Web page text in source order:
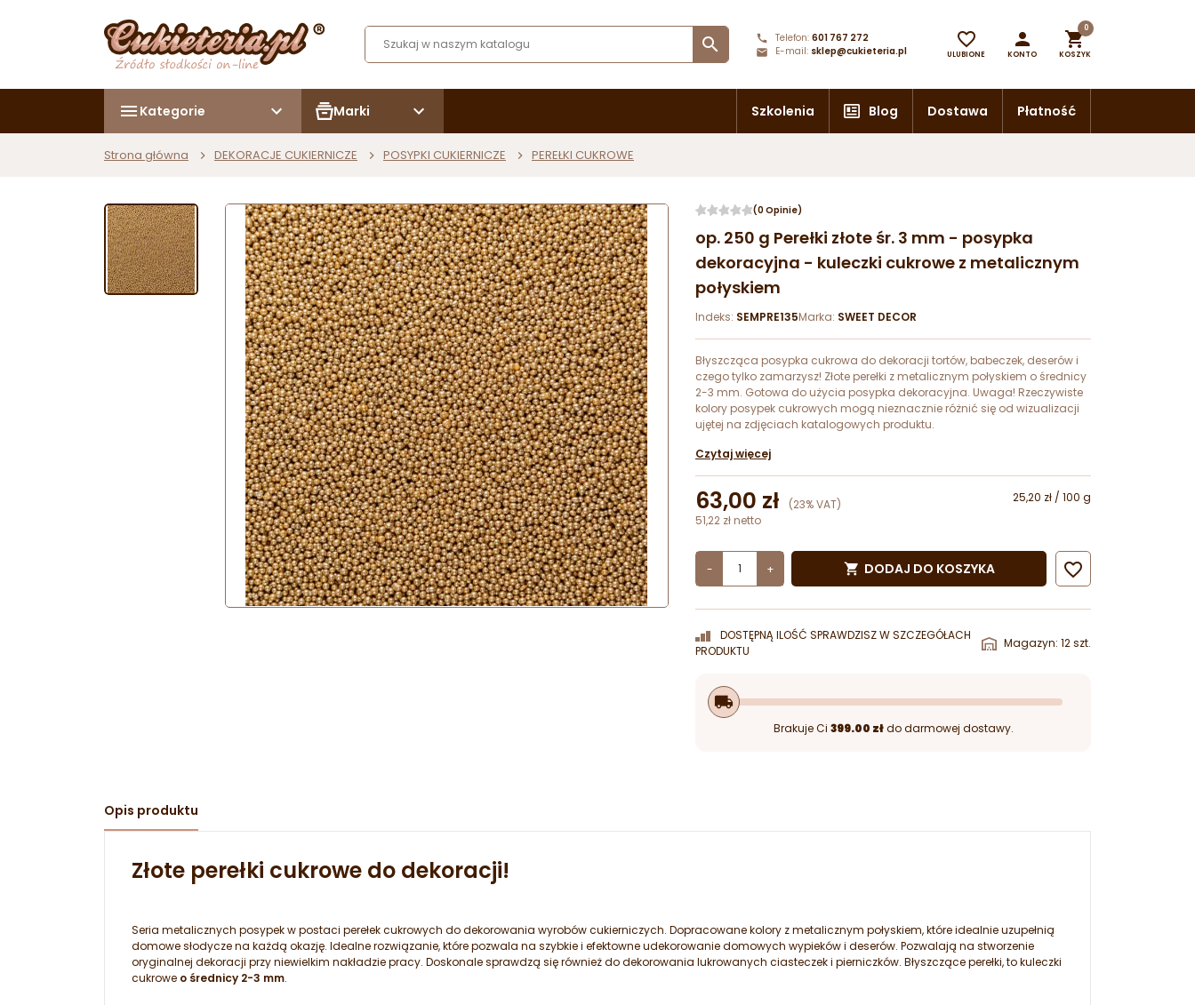
 Telefon: 601 767 272
E-mail: sklep@cukieteria.pl

ULUBIONE

KONTO

0
KOSZYK
Kategorie Marki Szkolenia Blog Dostawa Płatność
Strona główna DEKORACJE CUKIERNICZE POSYPKI CUKIERNICZE PEREŁKI CUKROWE
(0 Opinie)
op. 250 g Perełki złote śr. 3 mm - posypka
dekoracyjna - kuleczki cukrowe z metalicznym
połyskiem
Indeks: SEMPRE135Marka: SWEET DECOR
Błyszcząca posypka cukrowa do dekoracji tortów, babeczek, deserów i
czego tylko zamarzysz! Złote perełki z metalicznym połyskiem o średnicy
2-3 mm. Gotowa do użycia posypka dekoracyjna. Uwaga! Rzeczywiste
kolory posypek cukrowych mogą nieznacznie różnić się od wizualizacji
ujętej na zdjęciach katalogowych produktu.
Czytaj więcej
63,00 zł (23% VAT)
25,20 zł / 100 g
51,22 zł netto
- +  DODAJ DO KOSZYKA 
DOSTĘPNĄ ILOŚĆ SPRAWDZISZ W SZCZEGÓŁACH
PRODUKTU
Magazyn: 12 szt.
local_shipping
Brakuje Ci 399.00 złdo darmowej dostawy.
Opis produktu
Złote perełki cukrowe do dekoracji!
Seria metalicznych posypek w postaci perełek cukrowych do dekorowania wyrobów cukierniczych. Dopracowane kolory z metalicznym połyskiem, które idealnie uzupełnią
domowe słodycze na każdą okazję. Idealne rozwiązanie, które pozwala na szybkie i efektowne udekorowanie domowych wypieków i deserów. Pozwalają na stworzenie
oryginalnej dekoracji przy niewielkim nakładzie pracy. Doskonale sprawdzą się również do dekorowania lukrowanych ciasteczek i pierniczków. Błyszczące perełki, to kuleczki
cukrowe o średnicy 2-3 mm.